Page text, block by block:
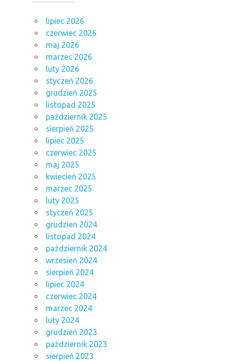
lipiec 2026
czerwiec 2026
maj 2026
marzec 2026
luty 2026
styczeń 2026
grudzień 2025
listopad 2025
październik 2025
sierpień 2025
lipiec 2025
czerwiec 2025
maj 2025
kwiecień 2025
marzec 2025
luty 2025
styczeń 2025
grudzień 2024
listopad 2024
październik 2024
wrzesień 2024
sierpień 2024
lipiec 2024
czerwiec 2024
marzec 2024
luty 2024
grudzień 2023
październik 2023
sierpień 2023